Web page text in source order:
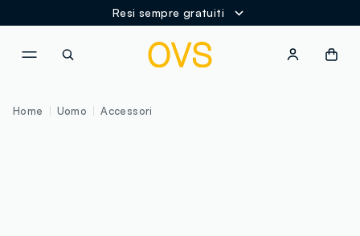
Resi sempre gratuiti
Home Uomo Accessori